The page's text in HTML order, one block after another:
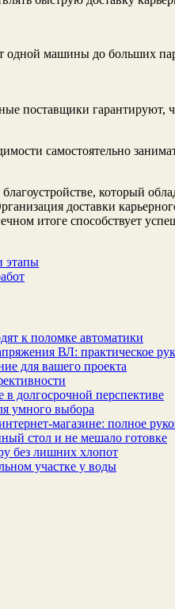
машины до больших
поставщики гарантируют,
самостоятельно
который
доставки
итоге способствует
этапы
к поломке автоматики
ВЛ: практическое
для вашего проекта
в долгосрочной перспективе
умного выбора
полное
стол и не мешало готовке
без лишних хлопот
участке у воды